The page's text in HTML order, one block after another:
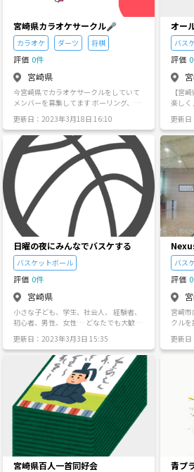
る服
だけ
はご
宮崎県カラオケサークル🎤
カラオケ ダーツ 将棋
評価 0件
宮崎県
今宮崎県でカラオケサークルをしていて
メンバーを募集してます ボーリング、ダ
人が占い師なので占いに興味がある方も
大歓迎！ 女性が多いので あからさまな出
会い厨行為は禁止となっております興味
ある方はメッセージください ♡
更新日：2023年3月18日 16:10
オー
バス
評価
【宮
楽し
が抜け
曜の
校で活動し
問い
ん！
して
ろん
す！
れますし痩
もいま
仲間
してい
る方い
い！
更新
日曜の夜にみんなでバスケする
バスケットボール
評価 0件
宮崎県
小さな子ども、学生、社会人、 経験者、
初心者、男性、女性… どなたでも大歓迎
てバスケするだけ！笑 日曜の夜だけど楽
しんで みんなで疲れたまま月曜と戦いま
しょう！笑
更新日：2023年3月3日 15:35
ーク
バス
評価
宮崎
クルを
日
(宮崎駅から
定で
ある
更新
宮崎県百人一首同好会 青プ